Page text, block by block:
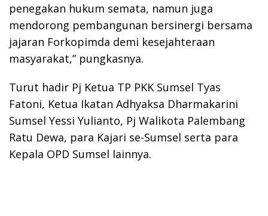
penegakan hukum semata, namun juga
mendorong pembangunan bersinergi bersama
jajaran Forkopimda demi kesejahteraan
masyarakat,” pungkasnya.
Turut hadir Pj Ketua TP PKK Sumsel Tyas
Fatoni, Ketua Ikatan Adhyaksa Dharmakarini
Sumsel Yessi Yulianto, Pj Walikota Palembang
Ratu Dewa, para Kajari se-Sumsel serta para
Kepala OPD Sumsel lainnya.